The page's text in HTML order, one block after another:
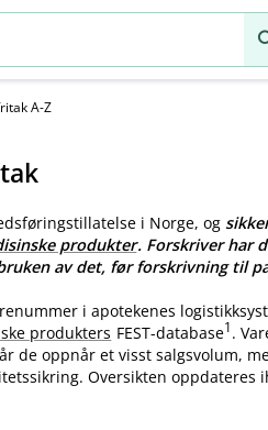
A-Z
i Norge, og
produkter. Forskriver har
av det, før forskrivning til
i apotekenes
produkters FEST-database1.
de oppnår et visst salgsvolum,
Oversikten oppdateres